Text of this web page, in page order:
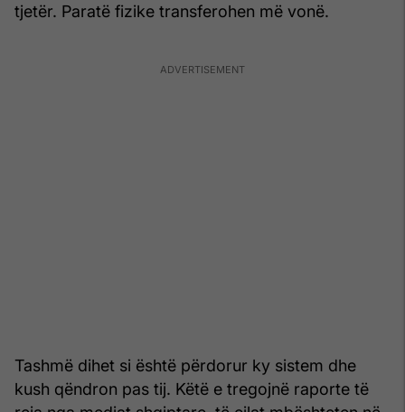
tjetër. Paratë fizike transferohen më vonë.
Tashmë dihet si është përdorur ky sistem dhe
kush qëndron pas tij. Këtë e tregojnë raporte të